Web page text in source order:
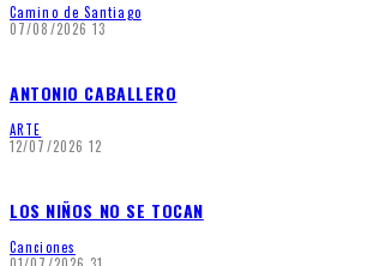
Camino de Santiago
07/08/2026 13
ANTONIO CABALLERO
ARTE
12/07/2026 12
LOS NIÑOS NO SE TOCAN
Canciones